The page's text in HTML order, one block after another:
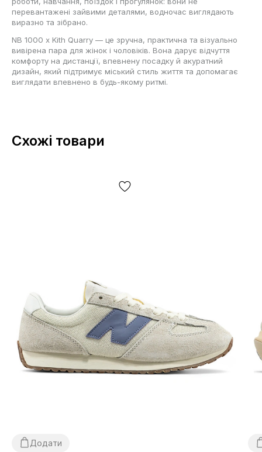
перевантажені зайвими деталями, водночас виглядають
виразно та зібрано.
NB 1000 x Kith Quarry — це зручна, практична та візуально
вивірена пара для жінок і чоловіків. Вона дарує відчуття
комфорту на дистанції, впевнену посадку й акуратний
дизайн, який підтримує міський стиль життя та допомагає
виглядати впевнено в будь-якому ритмі.
Схожі товари
Додати